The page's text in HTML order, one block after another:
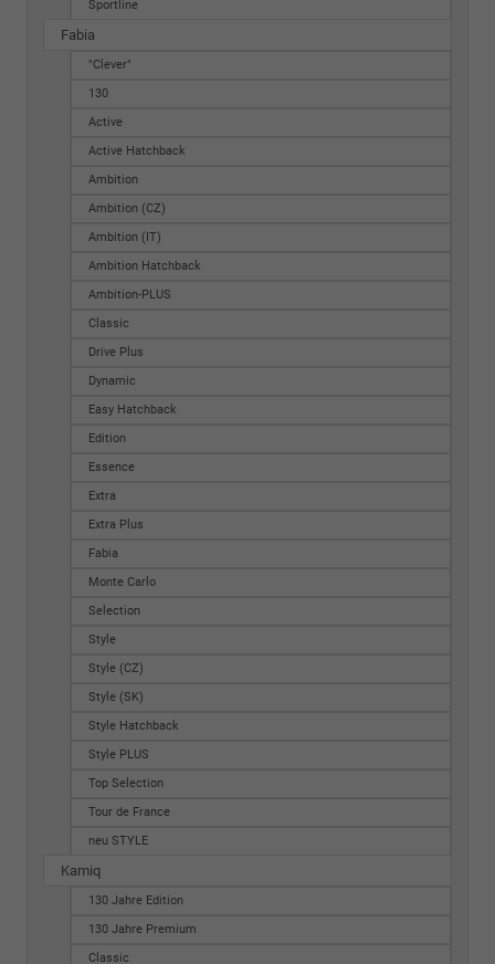
Sportline
Fabia
"Clever"
130
Active
Active Hatchback
Ambition
Ambition (CZ)
Ambition (IT)
Ambition Hatchback
Ambition-PLUS
Classic
Drive Plus
Dynamic
Easy Hatchback
Edition
Essence
Extra
Extra Plus
Fabia
Monte Carlo
Selection
Style
Style (CZ)
Style (SK)
Style Hatchback
Style PLUS
Top Selection
Tour de France
neu STYLE
Kamiq
130 Jahre Edition
130 Jahre Premium
Classic